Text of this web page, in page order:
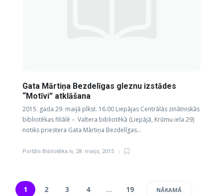
Gata Mārtiņa Bezdelīgas gleznu izstādes
“Motīvi” atklāšana
2015. gada 29. maijā plkst. 16.00 Liepājas Centrālās zinātniskās
bibliotēkas filiālē – Valtera bibliotēkā (Liepājā, Krūmu iela 29)
notiks priestera Gata Mārtiņa Bezdelīgas…
Portāls Bibliotēka.lv, 28. maijs, 2015
1 2 3 4 … 19 NĀKAMĀ